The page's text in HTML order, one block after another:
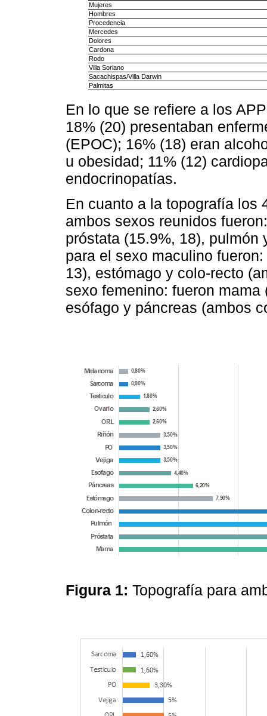
Mujeres
Hombres
Procedencia
Mercedes
Dolores
Cardona
Rodo
Villa Soriano
Sacachispas/Villa Darwin
Palmitas
En lo que se refiere a los
18% (20) presentaban
(EPOC); 16% (18) eran
u obesidad; 11% (12)
endocrinopatías.
En cuanto a la topografía los
ambos sexos reunidos
próstata (15.9%, 18), pulmón
para el sexo maculino
13), estómago y colo-recto
sexo femenino: fueron
esófago y páncreas (ambos
Figura 1: Topografía para